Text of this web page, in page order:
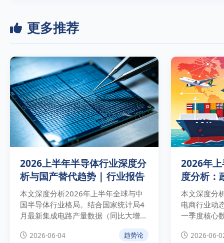
更多推荐
2026上半年半导体行业深度分
析与国产替代趋势 | 行业报告
本文深度分析2026年上半年全球与中
国半导体行业格局。结合国家统计局4
月最新集成电路产量数据（同比大增
24.7%）与WSTS最新预测，剖析AI算
力引爆的高端存储芯片周期性爆发，并
2026-06-04 趋势论
2026年
度分析：
本文深度分
电商行业动
一季度核心
利，并为出
2026-06-